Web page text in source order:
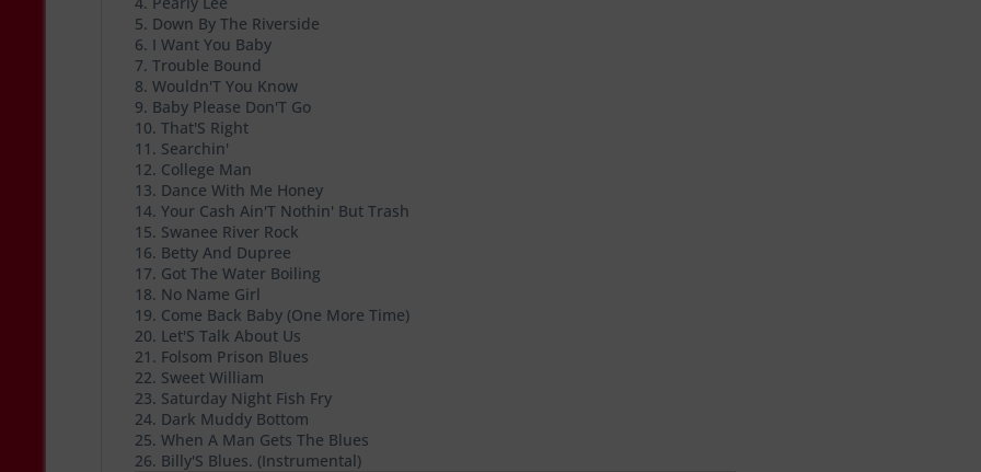
5. Down By The Riverside
6. I Want You Baby
7. Trouble Bound
8. Wouldn'T You Know
9. Baby Please Don'T Go
10. That'S Right
11. Searchin'
12. College Man
13. Dance With Me Honey
14. Your Cash Ain'T Nothin' But Trash
15. Swanee River Rock
16. Betty And Dupree
17. Got The Water Boiling
18. No Name Girl
19. Come Back Baby (One More Time)
20. Let'S Talk About Us
21. Folsom Prison Blues
22. Sweet William
23. Saturday Night Fish Fry
24. Dark Muddy Bottom
25. When A Man Gets The Blues
26. Billy'S Blues. (Instrumental)